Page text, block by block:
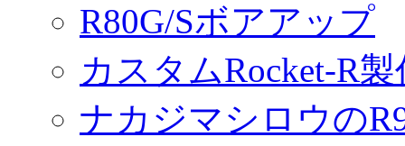
R80G/Sボアアップ
カスタムRocket-R
ナカジマシロウの